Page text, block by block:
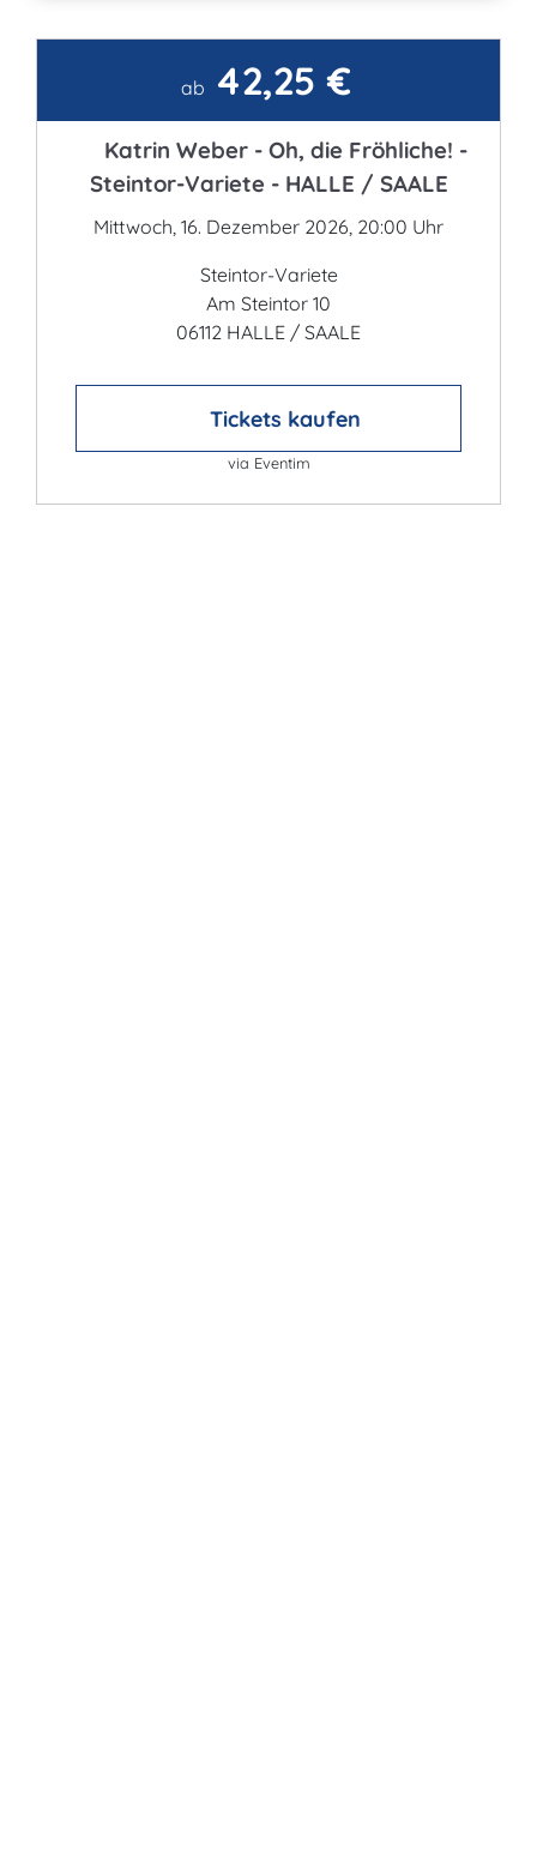
Kontaktab 42,25 €
Katrin Weber - Oh, die Fröhliche! -
Steintor-Variete - HALLE / SAALE
Mittwoch, 16. Dezember 2026, 20:00 Uhr
Steintor-Variete
Am Steintor 10
06112 HALLE / SAALE
Tickets kaufen
via Eventim